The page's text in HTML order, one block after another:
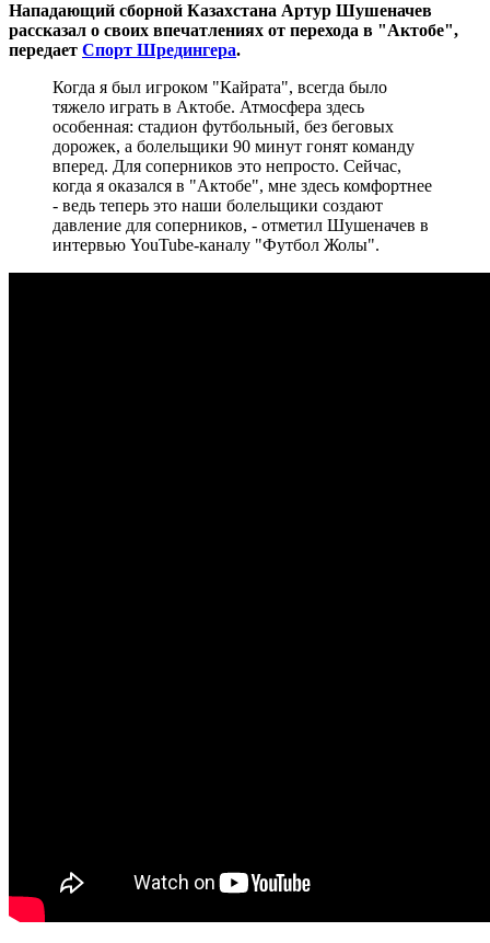
Нападающий сборной Казахстана Артур Шушеначев
рассказал о своих впечатлениях от перехода в "Актобе",
передает Спорт Шредингера.
Когда я был игроком "Кайрата", всегда было
тяжело играть в Актобе. Атмосфера здесь
особенная: стадион футбольный, без беговых
дорожек, а болельщики 90 минут гонят команду
вперед. Для соперников это непросто. Сейчас,
когда я оказался в "Актобе", мне здесь комфортнее
- ведь теперь это наши болельщики создают
давление для соперников, - отметил Шушеначев в
интервью YouTube-каналу "Футбол Жолы".